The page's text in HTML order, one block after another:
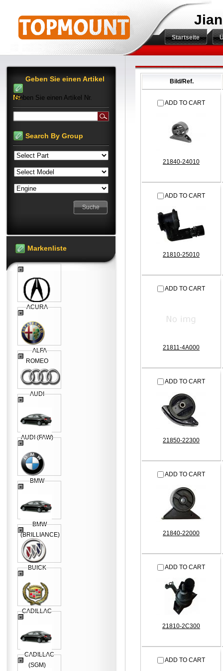
Startseite
Bild/Ref.
ADD TO CART
21840-24010
ADD TO CART
21810-25010
ADD TO CART
21811-4A000
ADD TO CART
21850-22300
ADD TO CART
21840-22000
ADD TO CART
21810-2C300
ADD TO CART
Geben Sie einen Artikel
Nr.
Geben Sie einen Artikel Nr.
Search By Group
Markenliste
ACURA
ALFA
ROMEO
AUDI
AUDI (FAW)
BMW
BMW
(BRILLIANCE)
BUICK
CADILLAC
CADILLAC
(SGM)